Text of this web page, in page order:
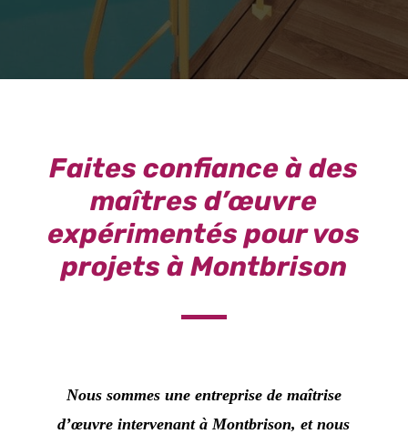
Faites confiance à des
maîtres d’œuvre
expérimentés pour vos
projets à Montbrison
Nous sommes une entreprise de maîtrise
d’œuvre intervenant à Montbrison, et nous